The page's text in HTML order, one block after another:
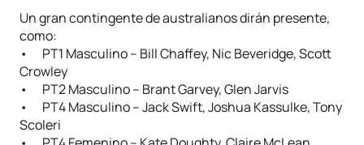
Un gran contingente de australianos dirán presente,
como:
• PT1 Masculino – Bill Chaffey, Nic Beveridge, Scott
Crowley
• PT2 Masculino – Brant Garvey, Glen Jarvis
• PT4 Masculino – Jack Swift, Joshua Kassulke, Tony
Scoleri